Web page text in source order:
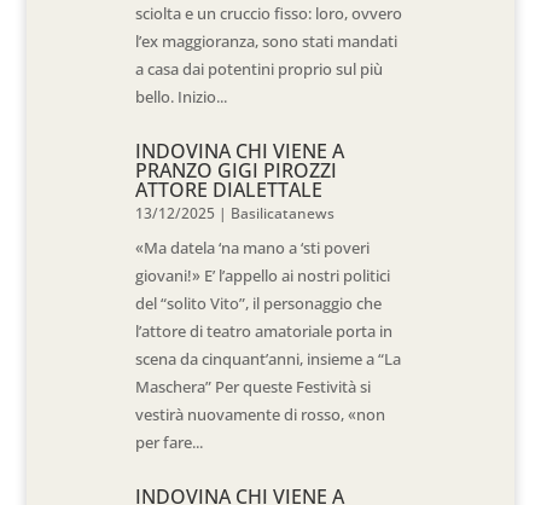
sciolta e un cruccio fisso: loro, ovvero
l’ex maggioranza, sono stati mandati
a casa dai potentini proprio sul più
bello. Inizio...
INDOVINA CHI VIENE A
PRANZO GIGI PIROZZI
ATTORE DIALETTALE
13/12/2025 | Basilicatanews
«Ma datela ‘na mano a ‘sti poveri
giovani!» E’ l’appello ai nostri politici
del “solito Vito”, il personaggio che
l’attore di teatro amatoriale porta in
scena da cinquant’anni, insieme a “La
Maschera” Per queste Festività si
vestirà nuovamente di rosso, «non
per fare...
INDOVINA CHI VIENE A